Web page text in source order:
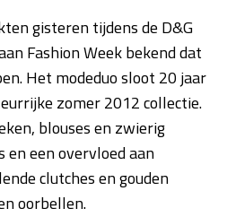
gisteren tijdens de D&G
Fashion Week bekend dat
Het modeduo sloot 20 jaar
zomer 2012 collectie.
blouses en zwierig
een overvloed aan
clutches en gouden
oorbellen.